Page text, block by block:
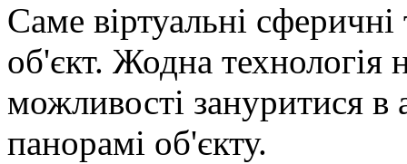
Саме віртуальні
об'єкт. Жодна технологія
можливості зануритися в
панорамі об'єкту.